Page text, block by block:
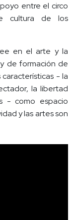
entre el circo
cultura de los
en el arte y la
de formación de
- la
la libertad
- como espacio
y las artes son